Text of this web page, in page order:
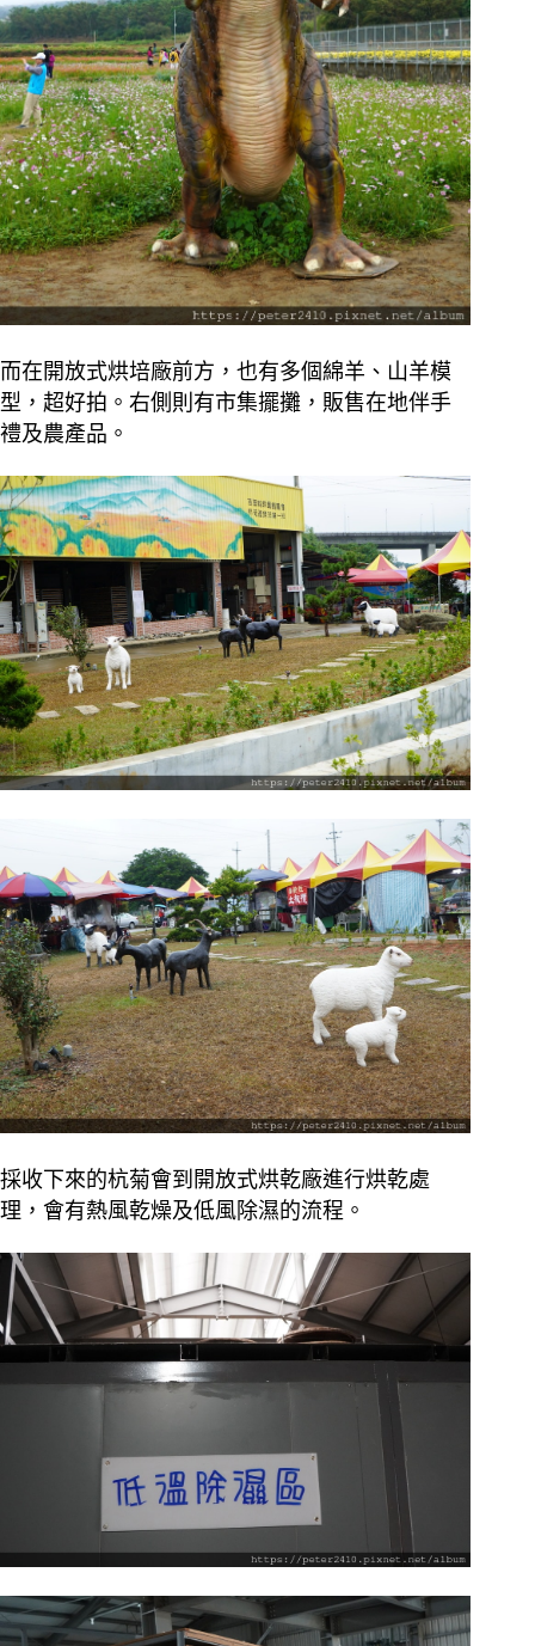
而在開放式烘培廠前方，也有多個綿羊、山羊模
型，超好拍。右側則有市集擺攤，販售在地伴手
禮及農產品。
採收下來的杭菊會到開放式烘乾廠進行烘乾處
理，會有熱風乾燥及低風除濕的流程。